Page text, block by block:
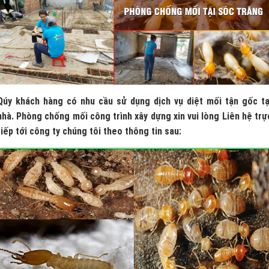
khách hàng có nhu cầu sử dụng dịch vụ diệt mối tận gốc
Phòng chống mối công trình xây dựng xin vui lòng Liên hệ
tới công ty chúng tôi theo thông tin sau: